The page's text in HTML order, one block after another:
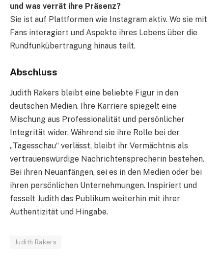
und was verrät ihre Präsenz?
Sie ist auf Plattformen wie Instagram aktiv. Wo sie mit
Fans interagiert und Aspekte ihres Lebens über die
Rundfunkübertragung hinaus teilt.
Abschluss
Judith Rakers bleibt eine beliebte Figur in den
deutschen Medien. Ihre Karriere spiegelt eine
Mischung aus Professionalität und persönlicher
Integrität wider. Während sie ihre Rolle bei der
„Tagesschau“ verlässt, bleibt ihr Vermächtnis als
vertrauenswürdige Nachrichtensprecherin bestehen.
Bei ihren Neuanfängen, sei es in den Medien oder bei
ihren persönlichen Unternehmungen. Inspiriert und
fesselt Judith das Publikum weiterhin mit ihrer
Authentizität und Hingabe.
Judith Rakers